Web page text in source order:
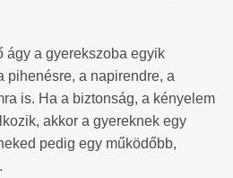
ágy a gyerekszoba egyik
pihenésre, a napirendre, a
is. Ha a biztonság, a kényelem
akkor a gyereknek egy
pedig egy működőbb,